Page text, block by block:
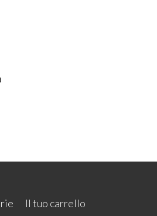
Il tuo carrello